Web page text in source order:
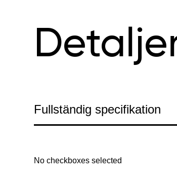
Fullständig specifikation
No checkboxes selected